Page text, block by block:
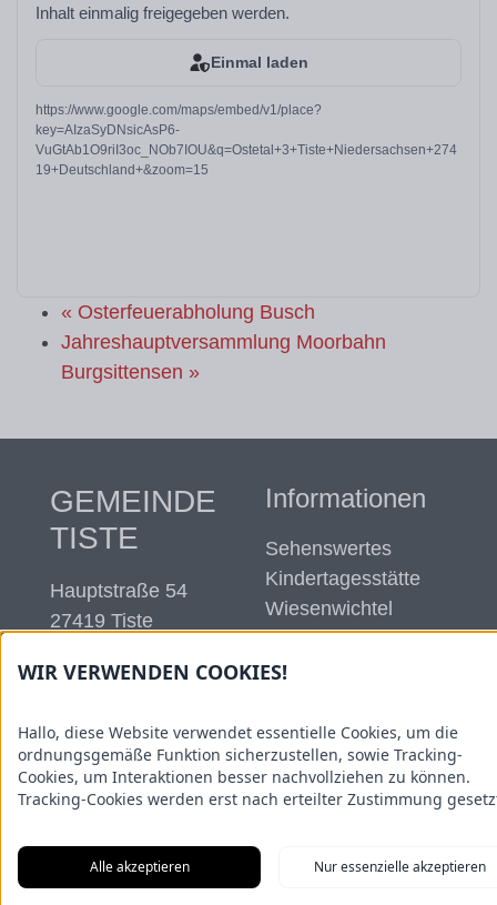
Inhalt einmalig freigegeben werden.
Einmal laden
https://www.google.com/maps/embed/v1/place?
key=AIzaSyDNsicAsP6-
VuGtAb1O9riI3oc_NOb7IOU&q=Ostetal+3+Tiste+Niedersachsen+274
19+Deutschland+&zoom=15
« Osterfeuerabholung Busch
Jahreshauptversammlung Moorbahn
Burgsittensen »
GEMEINDE
TISTE
Hauptstraße 54
27419 Tiste
Kontakt:
Informationen
Sehenswertes
Kindertagesstätte
Wiesenwichtel
Einkauf und
Besorgungen
Impressum
Datenschutz
WIR VERWENDEN COOKIES!
Hallo, diese Website verwendet essentielle Cookies, um die
ordnungsgemäße Funktion sicherzustellen, sowie Tracking-
Cookies, um Interaktionen besser nachvollziehen zu können.
Tracking-Cookies werden erst nach erteilter Zustimmung
Alle akzeptieren Nur essenzielle akzeptieren